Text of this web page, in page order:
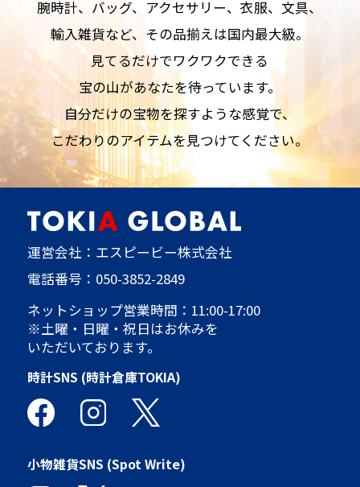
腕時計、バッグ、アクセサリー、衣服、文具、
輸入雑貨など、その品揃えは国内最大級。
見てるだけでワクワクできる
宝の山があなたを待っています。
自分だけの宝物を探すような感覚で、
こだわりのアイテムを見つけてください。
運営会社：エスピービー株式会社
電話番号： 050-3852-2849
ネットショップ営業時間：11:00-17:00
※土曜・日曜・祝日はお休みを
いただいております。
時計SNS (時計倉庫TOKIA)
小物雑貨SNS (Spot Write)